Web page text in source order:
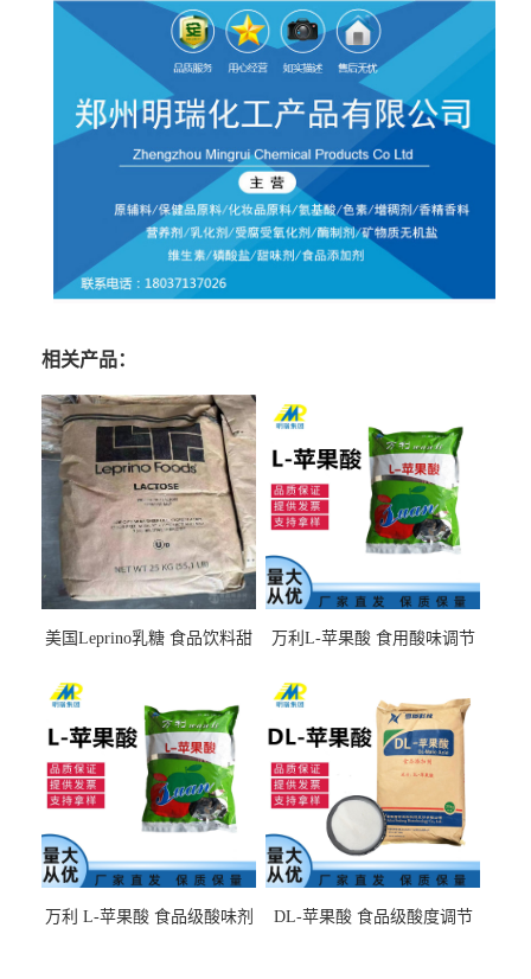
相关产品：
美国Leprino乳糖 食品饮料甜
万利L-苹果酸 食用酸味调节
1kg/袋
万利 L-苹果酸 食品级酸味剂
DL-苹果酸 食品级酸度调节